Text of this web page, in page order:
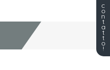
c
o
n
t
a
t
t
o
!